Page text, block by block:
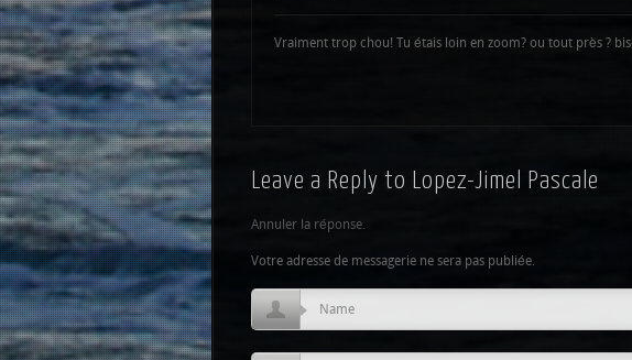
Vraiment trop chou! Tu étais loin en zoom? ou tout près ?
Leave a Reply to Lopez-Jimel Pascale
Annuler la réponse.
Votre adresse de messagerie ne sera pas publiée.
Name